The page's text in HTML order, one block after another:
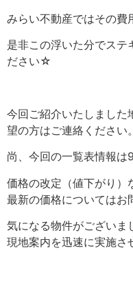
みらい不動産ではその費
是非この浮いた分でステ
ださい☆
今回ご紹介いたしました
望の方はご連絡ください。
尚、今回の一覧表情報は
価格の改定（値下がり）
最新の価格についてはお
気になる物件がございま
現地案内を迅速に実施さ